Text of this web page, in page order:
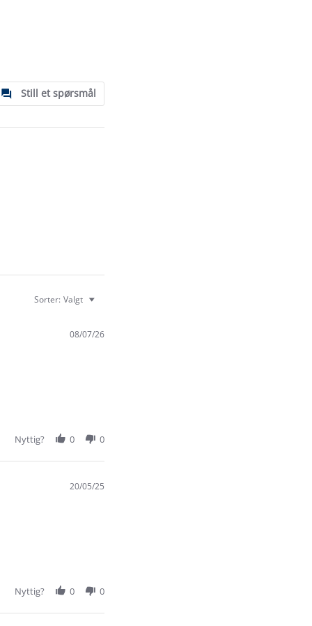
Still et spørsmål
Sorter: Valgt
08/07/26
Nyttig? 0 0
20/05/25
Nyttig? 0 0